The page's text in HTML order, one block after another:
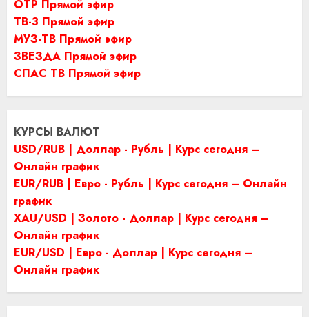
ОТР Прямой эфир
ТВ-3 Прямой эфир
МУЗ-ТВ Прямой эфир
ЗВЕЗДА Прямой эфир
СПАС ТВ Прямой эфир
КУРСЫ ВАЛЮТ
USD/RUB | Доллар - Рубль | Курс сегодня –
Онлайн график
EUR/RUB | Евро - Рубль | Курс сегодня – Онлайн
график
XAU/USD | Золото - Доллар | Курс сегодня –
Онлайн график
EUR/USD | Евро - Доллар | Курс сегодня –
Онлайн график